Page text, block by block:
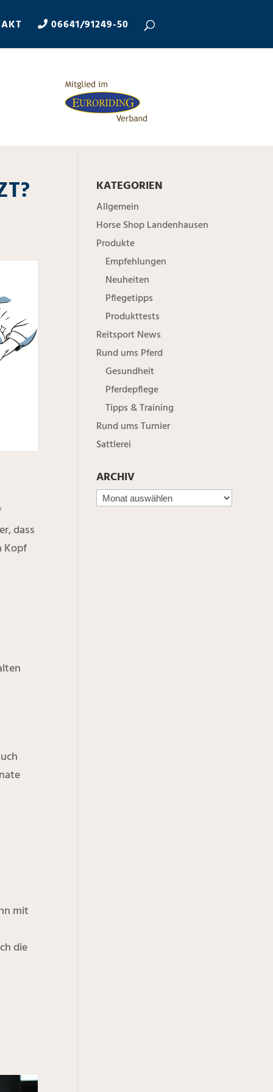
06641/91249-50
dass
Kopf
mit
die
KATEGORIEN
Allgemein
Horse Shop Landenhausen
Produkte
Empfehlungen
Neuheiten
Pflegetipps
Produkttests
Reitsport News
Rund ums Pferd
Gesundheit
Pferdepflege
Tipps & Training
Rund ums Turnier
Sattlerei
ARCHIV